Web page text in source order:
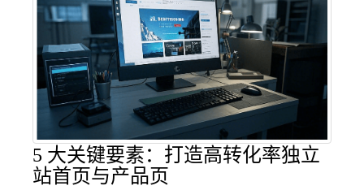
5 大关键要素：打造高转化率独立
站首页与产品页